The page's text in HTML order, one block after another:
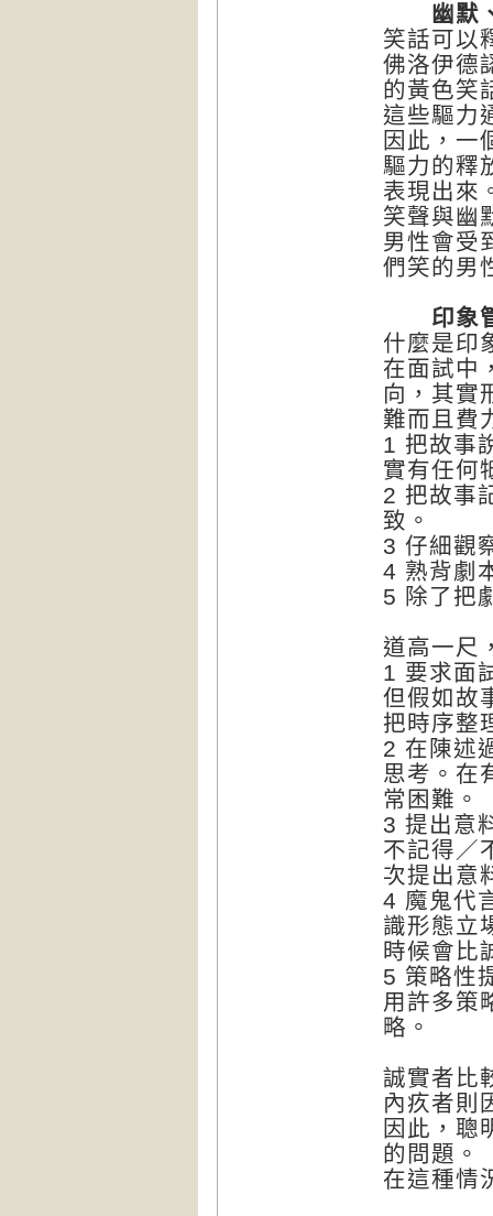
幽默、
笑話可以
佛洛伊德
的黃色笑
這些驅力
因此，一
驅力的釋
表現出來
笑聲與幽
男性會受
們笑的男
印象管
什麼是印
在面試中
向，其實
難而且費
1 把故事
實有任何
2 把故事
致。
3 仔細觀
4 熟背劇
5 除了把
道高一尺
1 要求面
但假如故
把時序整
2 在陳述
思考。在
常困難。
3 提出意
不記得／
次提出意
4 魔鬼代
識形態立
時候會比
5 策略性
用許多策
略。
誠實者比
內疚者則
因此，聰
的問題。
在這種情